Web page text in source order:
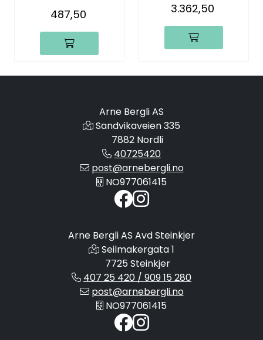
487,50 3.362,50
Arne Bergli AS
Sandvikaveien 335
7882 Nordli
40725420
post@arnebergli.no
NO977061415
Arne Bergli AS Avd Steinkjer
Seilmakergata 1
7725 Steinkjer
407 25 420 / 909 15 280
post@arnebergli.no
NO977061415